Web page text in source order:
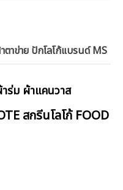
าข่าย ปักโลโก้แบรนด์ MS
ร่ม ผ้าแคนวาส
สกรีนโลโก้ FOOD